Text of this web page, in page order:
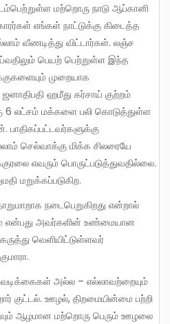
மற்றொரு நாடு ஆப்கானி
எங்கள் நாட்டுக்கு கிடைத்த
வீணடித்து விட்டார்கள். லஞ்ச
பெயற் பெற்றுள்ள இந்த
முறையாக
ஹமீது கர்சாய் குற்றம்
6 லட்சம் மக்களை பலி கொடுத்துள்ள
செல்வாக்கு மிக்க சிலரையே
எவரும் பொருட்படுத்துவதில்லை.
மறுக்கப்படுகிற.
என்பது அவர்களின் உண்மையான
வெளியிட்டுள்ளவர்
குட்டல். ஊழல், திறமையின்மை பற்றி
ஆழமான மற்றொரு பெரும் ஊழலை